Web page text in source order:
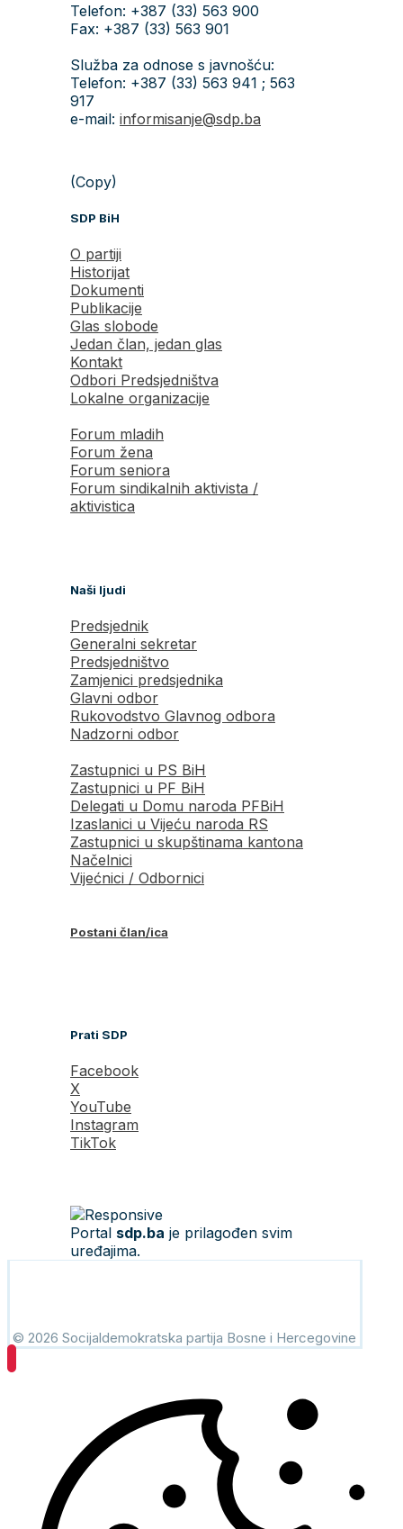
Telefon: +387 (33) 563 900
Fax: +387 (33) 563 901
Služba za odnose s javnošću:
Telefon: +387 (33) 563 941 ; 563
917
e-mail: informisanje@sdp.ba
(Copy)
SDP BiH
O partiji
Historijat
Dokumenti
Publikacije
Glas slobode
Jedan član, jedan glas
Kontakt
Odbori Predsjedništva
Lokalne organizacije
Forum mladih
Forum žena
Forum seniora
Forum sindikalnih aktivista /
aktivistica
Naši ljudi
Predsjednik
Generalni sekretar
Predsjedništvo
Zamjenici predsjednika
Glavni odbor
Rukovodstvo Glavnog odbora
Nadzorni odbor
Zastupnici u PS BiH
Zastupnici u PF BiH
Delegati u Domu naroda PFBiH
Izaslanici u Vijeću naroda RS
Zastupnici u skupštinama kantona
Načelnici
Vijećnici / Odbornici
Postani član/ica
Prati SDP
Facebook
X
YouTube
Instagram
TikTok
Portal sdp.ba je prilagođen svim
uređajima.
© 2026 Socijaldemokratska partija Bosne i Hercegovine